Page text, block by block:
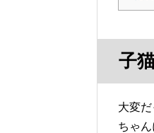
子
大変
ちゃ